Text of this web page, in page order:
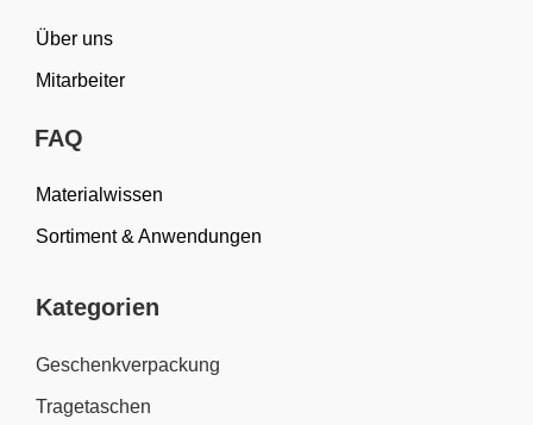
Über uns
Mitarbeiter
FAQ
Materialwissen
Sortiment & Anwendungen
Kategorien
Geschenkverpackung
Tragetaschen